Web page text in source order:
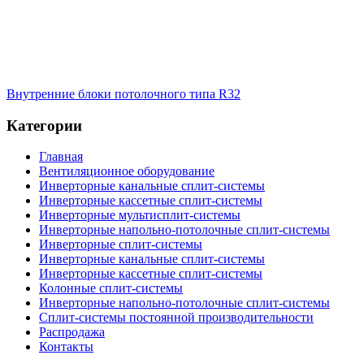
Внутренние блоки потолочного типа R32
Категории
Главная
Вентиляционное оборудование
Инверторные канальные сплит-системы
Инверторные кассетные сплит-системы
Инверторные мультисплит-системы
Инверторные напольно-потолочные сплит-системы
Инверторные сплит-системы
Инверторные канальные сплит-системы
Инверторные кассетные сплит-системы
Колонные сплит-системы
Инверторные напольно-потолочные сплит-системы
Сплит-системы постоянной производительности
Распродажа
Контакты